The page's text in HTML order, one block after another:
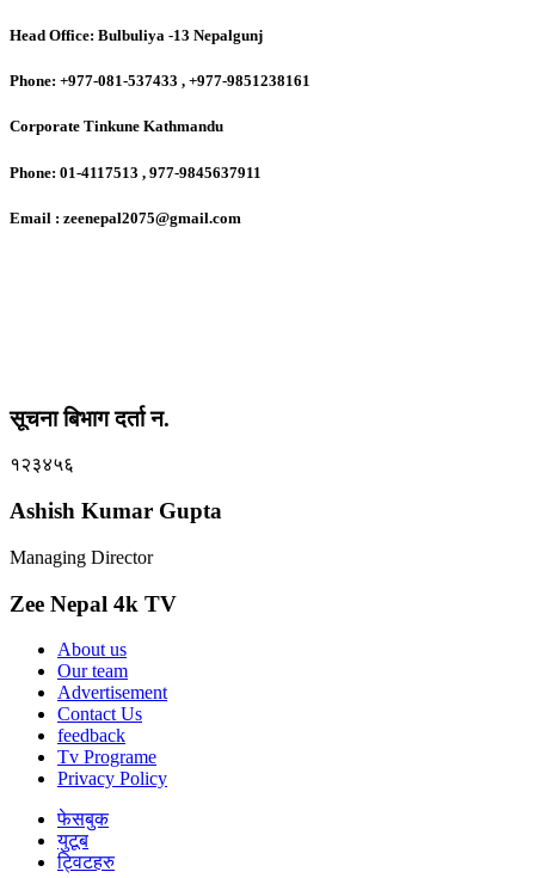
Head Office: Bulbuliya -13 Nepalgunj
Phone: +977-081-537433 , +977-9851238161
Corporate Tinkune Kathmandu
Phone: 01-4117513 , 977-9845637911
Email : zeenepal2075@gmail.com
सूचना बिभाग दर्ता न.
१२३४५६
Ashish Kumar Gupta
Managing Director
Zee Nepal 4k TV
About us
Our team
Advertisement
Contact Us
feedback
Tv Programe
Privacy Policy
फेसबुक
युटूब
ट्विटहरु